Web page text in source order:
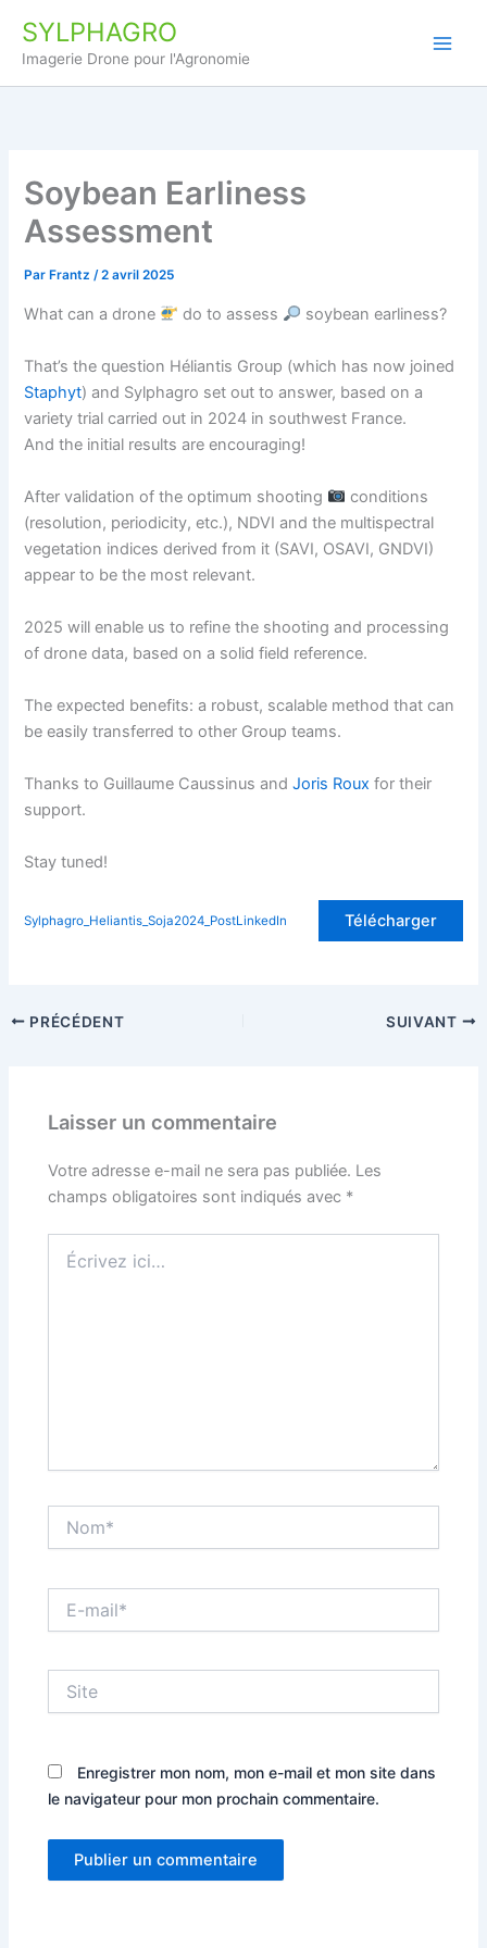
contenu
SYLPHAGRO
Imagerie Drone pour l'Agronomie
Soybean Earliness
Assessment
Par Frantz/2 avril 2025
What can a drone do to assess soybean earliness?
That’s the question Héliantis Group (which has now joined
Staphyt) and Sylphagro set out to answer, based on a
variety trial carried out in 2024 in southwest France.
And the initial results are encouraging!
After validation of the optimum shooting
conditions
(resolution, periodicity, etc.), NDVI and the multispectral
vegetation indices derived from it (SAVI, OSAVI, GNDVI)
appear to be the most relevant.
2025 will enable us to refine the shooting and processing
of drone data, based on a solid field reference.
The expected benefits: a robust, scalable method that can
be easily transferred to other Group teams.
Thanks to Guillaume Caussinus andJoris Roux for their
support.
Stay tuned!
Sylphagro_Heliantis_Soja2024_PostLinkedIn Télécharger
PRÉCÉDENT SUIVANT
Laisser un commentaire
Votre adresse e-mail ne sera pas publiée. Les
champs obligatoires sont indiqués avec *
ici…
mail*
Enregistrer mon nom, mon e-mail et mon site dans
le navigateur pour mon prochain commentaire.